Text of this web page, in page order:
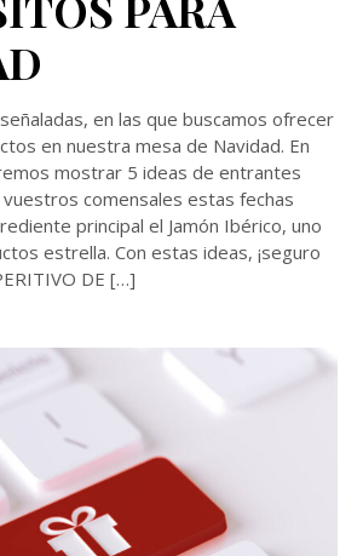
en las que buscamos ofrecer
en nuestra mesa de Navidad. En
mostrar 5 ideas de entrantes
comensales estas fechas
principal el Jamón Ibérico, uno
estrella. Con estas ideas, ¡seguro
DE […]